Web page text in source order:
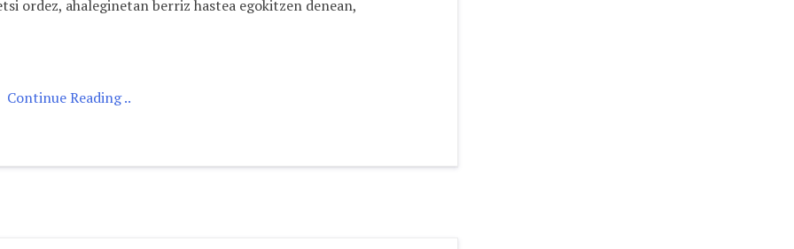
ordez, ahaleginetan berriz hastea egokitzen denean,
Continue Reading ..